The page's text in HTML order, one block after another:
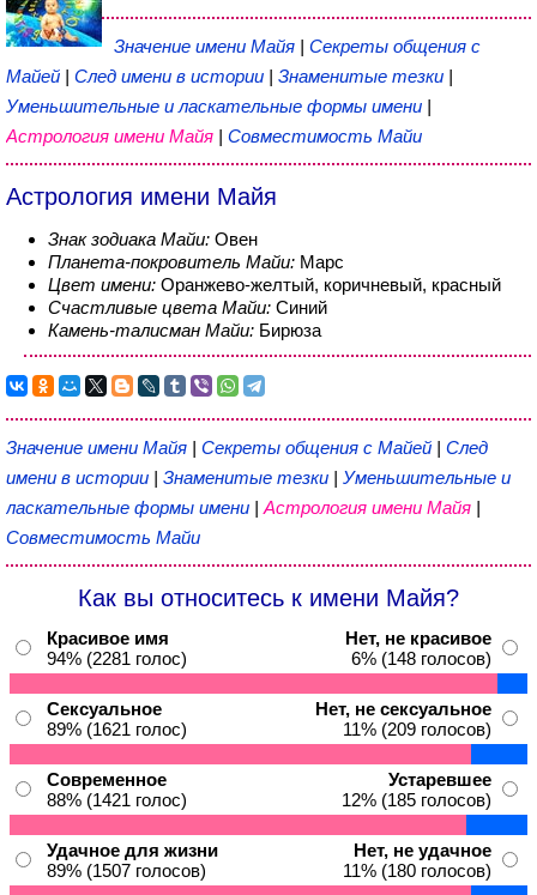
Значение имени Майя | Секреты общения с
Майей | След имени в истории | Знаменитые тезки |
Уменьшительные и ласкательные формы имени |
Астрология имени Майя | Совместимость Майи
Астрология имени Майя
Знак зодиака Майи: Овен
Планета-покровитель Майи: Марс
Цвет имени: Оранжево-желтый, коричневый, красный
Счастливые цвета Майи: Синий
Камень-талисман Майи: Бирюза
Значение имени Майя | Секреты общения с Майей | След
имени в истории | Знаменитые тезки | Уменьшительные и
ласкательные формы имени | Астрология имени Майя |
Совместимость Майи
Как вы относитесь к имени Майя?
Красивое имя
94% (2281 голос)
Нет, не красивое
6% (148 голосов)
Сексуальное
89% (1621 голос)
Нет, не сексуальное
11% (209 голосов)
Современное
88% (1421 голос)
Устаревшее
12% (185 голосов)
Удачное для жизни
89% (1507 голосов)
Нет, не удачное
11% (180 голосов)